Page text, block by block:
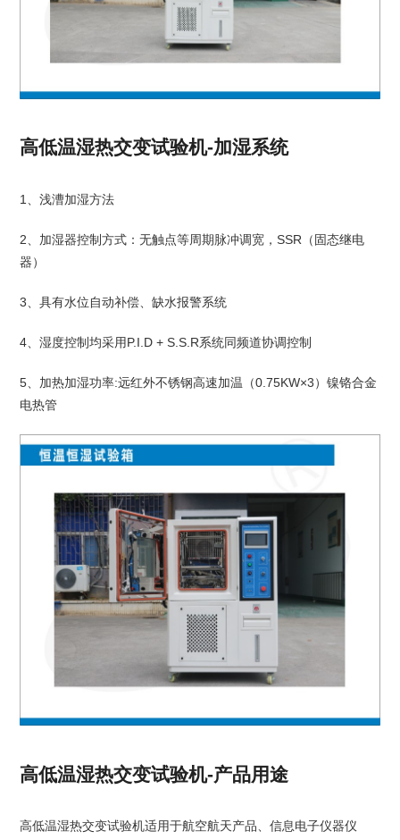
高低温湿热交变试验机-加湿系统
1、浅漕加湿方法
2、加湿器控制方式：无触点等周期脉冲调宽，SSR（固态继电
器）
3、具有水位自动补偿、缺水报警系统
4、湿度控制均采用P.I.D + S.S.R系统同频道协调控制
5、加热加湿功率:远红外不锈钢高速加温（0.75KW×3）镍铬合金
电热管
高低温湿热交变试验机-产品用途
高低温湿热交变试验机适用于航空航天产品、信息电子仪器仪